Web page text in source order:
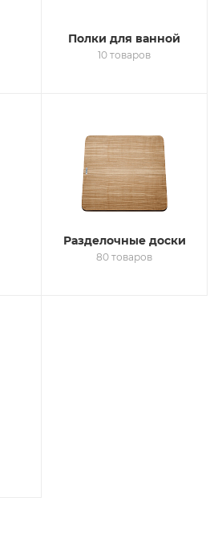
Полки для ванной
10 товаров
Разделочные доски
80 товаров